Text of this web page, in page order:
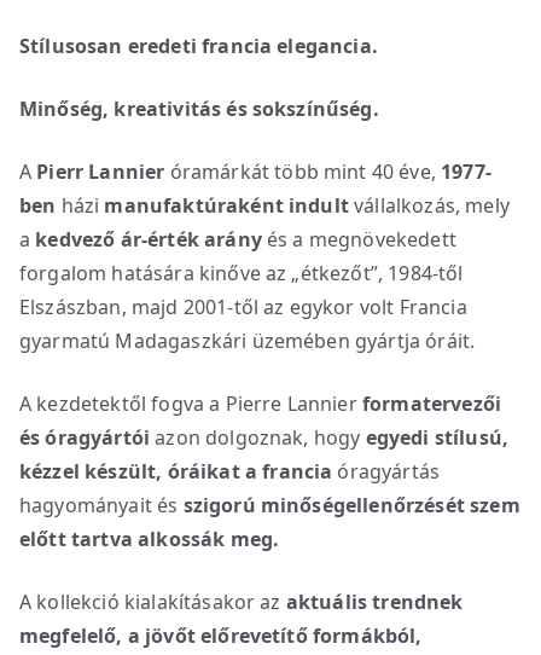
Stílusosan eredeti francia elegancia.
Minőség, kreativitás és sokszínűség.
A Pierr Lannier óramárkát több mint 40 éve, 1977-
ben házi manufaktúraként indultvállalkozás, mely
a kedvező ár-érték arányés a megnövekedett
forgalom hatására kinőve az „étkezőt”, 1984-től
Elszászban, majd 2001-től az egykor volt Francia
gyarmatú Madagaszkári üzemében gyártja óráit.
A kezdetektől fogva a Pierre Lannierformatervezői
és óragyártói azon dolgoznak, hogy egyedi stílusú,
kézzel készült, óráikata francia óragyártás
hagyományait és szigorú minőségellenőrzését szem
előtt tartva alkossák meg.
A kollekció kialakításakor az aktuális trendnek
megfelelő, a jövőt előrevetítő formákból,